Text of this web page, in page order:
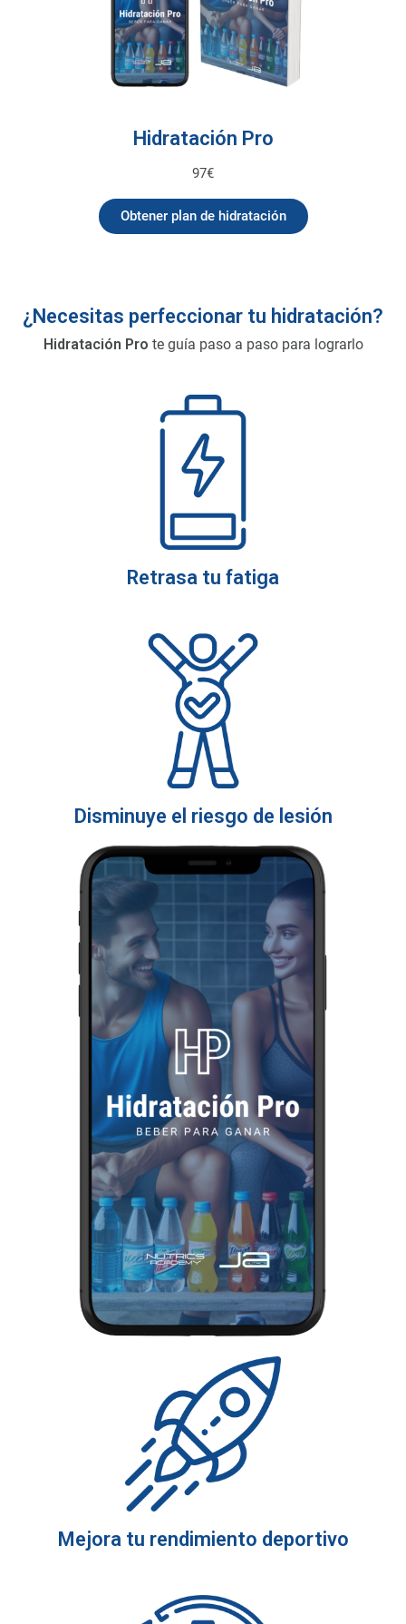
Hidratación Pro
97€
Obtener plan de hidratación
¿Necesitas perfeccionar tu hidratación?
Hidratación Pro te guía paso a paso para lograrlo
Retrasa tu fatiga
Disminuye el riesgo de lesión
Mejora tu rendimiento deportivo​